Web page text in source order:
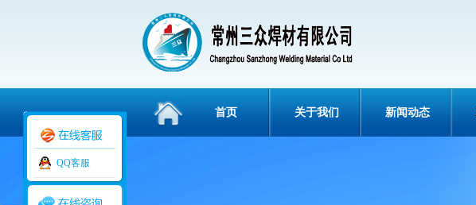
首页 关于我们 新闻动态
QQ客服